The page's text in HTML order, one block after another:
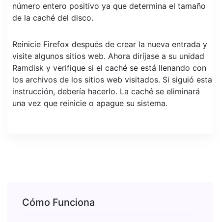
número entero positivo ya que determina el tamaño
de la caché del disco.
Reinicie Firefox después de crear la nueva entrada y
visite algunos sitios web. Ahora diríjase a su unidad
Ramdisk y verifique si el caché se está llenando con
los archivos de los sitios web visitados. Si siguió esta
instrucción, debería hacerlo. La caché se eliminará
una vez que reinicie o apague su sistema.
Cómo Funciona